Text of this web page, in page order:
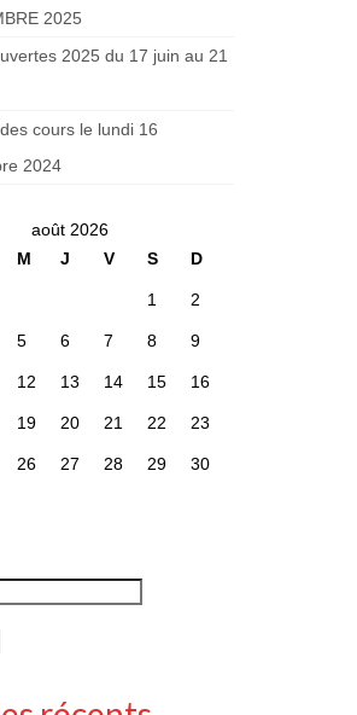
2025
2025 du 17 juin au 21
cours le lundi 16
2024
août 2026
M J V S D
1 2
5 6 7 8 9
12 13 14 15 16
19 20 21 22 23
26 27 28 29 30